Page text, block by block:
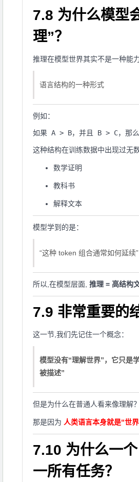
7.8 为什么模型
理”？
推理在模型世界其实不是一种能
语言结构的一种形式
例如：
这种结构在训练数据中出现过无数
数学证明
教科书
解释文本
模型学到的是：
“这种 token 组合通常如何延续”
所以,在模型层面, 推理 = 高结构
7.9 非常重要的
这一节,我们先记住一个概念：
模型没有“理解世界”，它只是
被描述”
但是为什么在普通人看来像理解？
那是因为 人类语言本身就是“世
7.10 为什么一
一所有任务？